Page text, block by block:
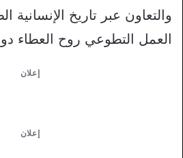
والتعاون عبر تاريخ الإنسانية
العمل التطوعي روح العطاء
إعلان
إعلان